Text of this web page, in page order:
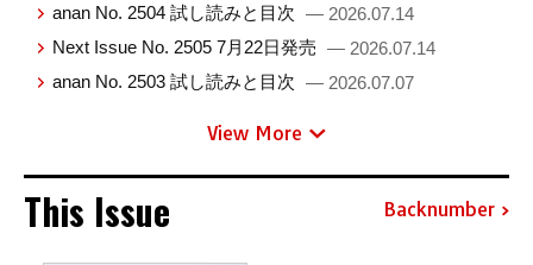
anan No. 2504 試し読みと目次 — 2026.07.14
Next Issue No. 2505 7月22日発売 — 2026.07.14
anan No. 2503 試し読みと目次 — 2026.07.07
View More
This Issue Backnumber